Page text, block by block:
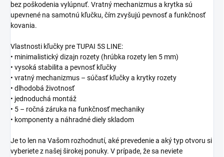
bez poškodenia vylúpnuť. Vratný mechanizmus a krytka sú
upevnené na samotnú kľučku, čím zvyšujú pevnosť a funkčnosť
kovania.
Vlastnosti kľučky pre TUPAI 5S LINE:
• minimalistický dizajn rozety (hrúbka rozety len 5 mm)
• vysoká stabilita a pevnosť kľučky
• vratný mechanizmus – súčasť kľučky a krytky rozety
• dlhodobá životnosť
• jednoduchá montáž
• 5 – ročná záruka na funkčnosť mechaniky
• komponenty a náhradné diely skladom
Je to len na Vašom rozhodnutí, aké prevedenie a aký typ otvoru si
vyberiete z našej širokej ponuky. V prípade, že sa neviete